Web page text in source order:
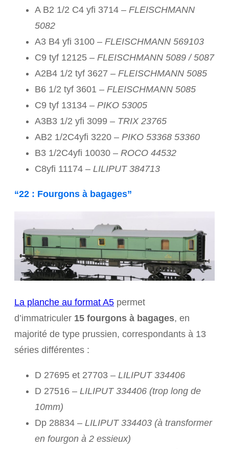
A B2 1/2 C4 yfi 3714 – FLEISCHMANN
5082
A3 B4 yfi 3100 – FLEISCHMANN 569103
C9 tyf 12125 – FLEISCHMANN 5089 / 5087
A2B4 1/2 tyf 3627 – FLEISCHMANN 5085
B6 1/2 tyf 3601 – FLEISCHMANN 5085
C9 tyf 13134 – PIKO 53005
A3B3 1/2 yfi 3099 – TRIX 23765
AB2 1/2C4yfi 3220 – PIKO 53368 53360
B3 1/2C4yfi 10030 – ROCO 44532
C8yfi 11174 – LILIPUT 384713
“22 : Fourgons à bagages”
La planche au format A5 permet
d’immatriculer 15 fourgons à bagages, en
majorité de type prussien, correspondants à 13
séries différentes :
D 27695 et 27703 – LILIPUT 334406
D 27516 – LILIPUT 334406 (trop long de
10mm)
Dp 28834 – LILIPUT 334403 (à transformer
en fourgon à 2 essieux)